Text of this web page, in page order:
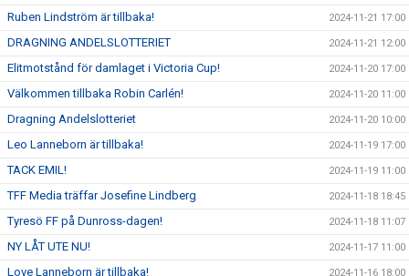
Ruben Lindström är tillbaka! 2024-11-21 17:00
DRAGNING ANDELSLOTTERIET 2024-11-21 12:00
Elitmotstånd för damlaget i Victoria Cup! 2024-11-20 17:00
Välkommen tillbaka Robin Carlén! 2024-11-20 11:00
Dragning Andelslotteriet 2024-11-20 10:00
Leo Lanneborn är tillbaka! 2024-11-19 17:00
TACK EMIL! 2024-11-19 11:00
TFF Media träffar Josefine Lindberg 2024-11-18 18:45
Tyresö FF på Dunross-dagen! 2024-11-18 11:07
NY LÅT UTE NU! 2024-11-17 11:00
Love Lanneborn är tillbaka! 2024-11-16 18:00